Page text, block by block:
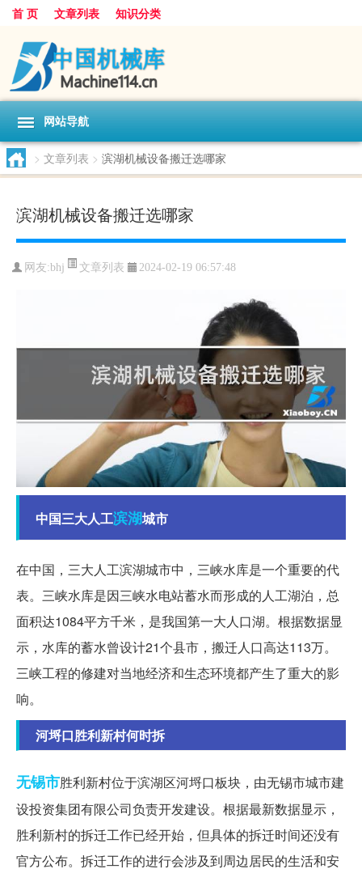
首 页 文章列表 知识分类
网站导航
> 文章列表 > 滨湖机械设备搬迁选哪家
滨湖机械设备搬迁选哪家
网友:bhj 文章列表 2024-02-19 06:57:48
中国三大人工滨湖城市
在中国，三大人工滨湖城市中，三峡水库是一个重要的代
表。三峡水库是因三峡水电站蓄水而形成的人工湖泊，总
面积达1084平方千米，是我国第一大人口湖。根据数据显
示，水库的蓄水曾设计21个县市，搬迁人口高达113万。
三峡工程的修建对当地经济和生态环境都产生了重大的影
响。
河埒口胜利新村何时拆
无锡市胜利新村位于滨湖区河埒口板块，由无锡市城市建
设投资集团有限公司负责开发建设。根据最新数据显示，
胜利新村的拆迁工作已经开始，但具体的拆迁时间还没有
官方公布。拆迁工作的进行会涉及到周边居民的生活和安